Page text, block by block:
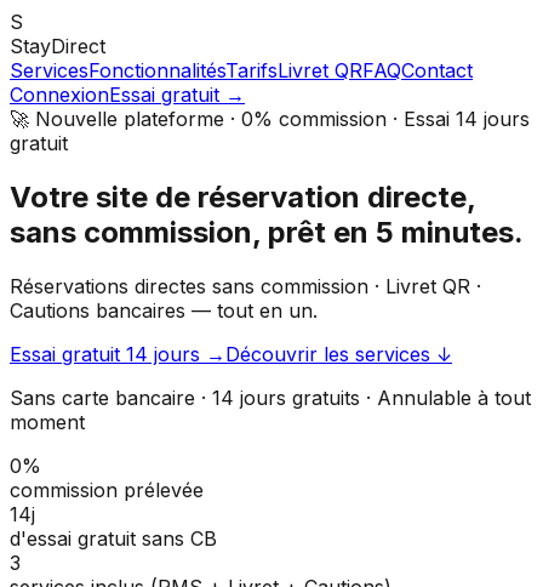
S
StayDirect
ServicesFonctionnalitésTarifsLivret QRFAQContact
ConnexionEssai gratuit →
🚀 Nouvelle plateforme · 0% commission · Essai 14 jours
gratuit
Votre site de réservation directe,
sans commission, prêt en 5 minutes.
Réservations directes sans commission · Livret QR ·
Cautions bancaires — tout en un.
Essai gratuit 14 jours → Découvrir les services ↓
Sans carte bancaire · 14 jours gratuits · Annulable à tout
moment
0%
commission prélevée
14j
d'essai gratuit sans CB
3